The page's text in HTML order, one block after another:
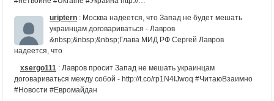
uriptern : Москва надеется, что Запад не будет мешать
украинцам договариваться - Лавров
&nbsp;&nbsp;&nbsp;Глава МИД РФ Сергей Лавров
надеется, что
xsergo111 : Лавров просит Запад не мешать украинцам
договариваться между собой - http://t.co/rp1N4IJwoq #ЧитаюВзаимно
#Новости #Евромайдан